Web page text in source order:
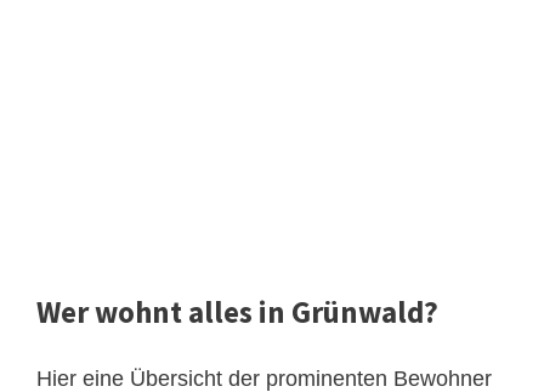
Wer wohnt alles in Grünwald?
Hier eine Übersicht der prominenten Bewohner